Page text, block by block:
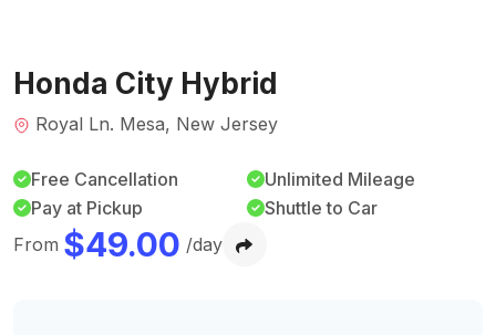
Honda City Hybrid
Royal Ln. Mesa, New Jersey
Free Cancellation
Unlimited Mileage
Pay at Pickup
Shuttle to Car
From $49.00 /day